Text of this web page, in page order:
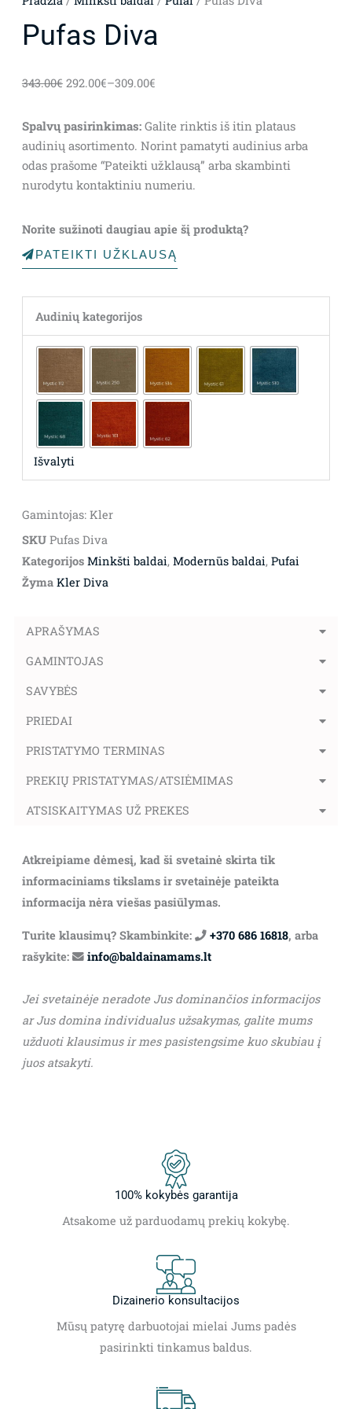
Pufas Diva
343.00€ 292.00€–309.00€
Spalvų pasirinkimas:Galite rinktis iš itin plataus
audinių asortimento. Norint pamatyti audinius arba
odas prašome “Pateikti užklausą” arba skambinti
nurodytu kontaktiniu numeriu.
Norite sužinoti daugiau apie šį produktą?
PATEIKTI UŽKLAUSĄ
Audinių kategorijos
Išvalyti
Gamintojas: Kler
SKU Pufas Diva
Kategorijos Minkšti baldai, Modernūs baldai, Pufai
Žyma Kler Diva
APRAŠYMAS
GAMINTOJAS
SAVYBĖS
PRIEDAI
PRISTATYMO TERMINAS
PREKIŲ PRISTATYMAS/ATSIĖMIMAS
ATSISKAITYMAS UŽ PREKES
Atkreipiame dėmesį, kad ši svetainė skirta tik
informaciniams tikslams ir svetainėje pateikta
informacija nėra viešas pasiūlymas.
Turite klausimų? Skambinkite: +370 686 16818, arba
rašykite:
info@baldainamams.lt
Jei svetainėje neradote Jus dominančios informacijos
ar Jus domina individualus užsakymas, galite mums
užduoti klausimus ir mes pasistengsime kuo skubiau į
juos atsakyti.
100% kokybės garantija
Atsakome už parduodamų prekių kokybę.
Dizainerio konsultacijos
Mūsų patyrę darbuotojai mielai Jums padės
pasirinkti tinkamus baldus.